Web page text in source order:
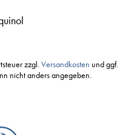
zzgl.Versandkosten und ggf.
nicht anders angegeben.